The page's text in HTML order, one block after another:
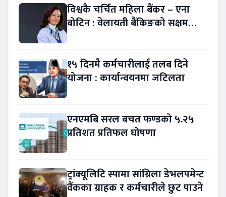
विश्वकै चर्चित महिला बैंकर – एना
बोटिन : वेलायती बैंकिङको सक्षम
१५ दिनमै कर्मचारीलाई तलब दिने
योजना : कार्यान्वयनमा जटिलता
एनएमबि सरल बचत फण्डको ५.२५
प्रतिशत प्रतिफल घोषणा
ट्रांक्यूलिटि स्पामा सांग्रिला डेभलपमेन्ट
वैंकका ग्राहक र कर्मचारीले छुट पाउने